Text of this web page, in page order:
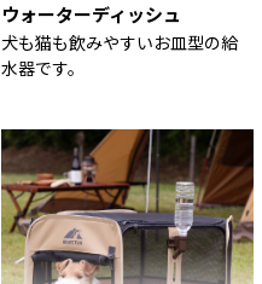
ウォーターディッシュ
犬も猫も飲みやすいお皿型の給
水器です。